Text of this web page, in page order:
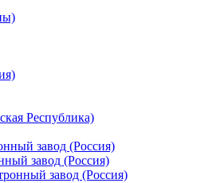
Республика)
завод (Россия)
завод (Россия)
завод (Россия)